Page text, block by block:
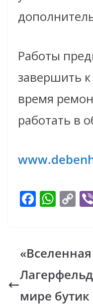
Работы
завершить
время
работать в
F
b
o
o
k
W
s
A
p
p
C
y
Li
n
k
мире бутик